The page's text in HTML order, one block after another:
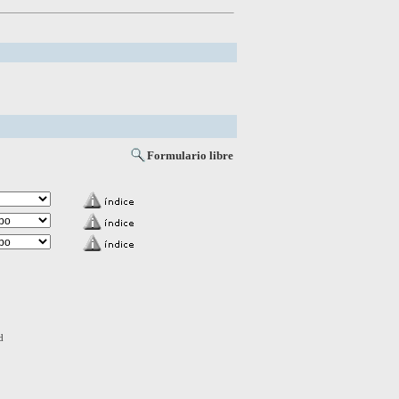
Formulario libre